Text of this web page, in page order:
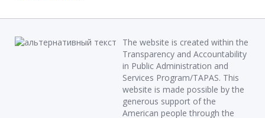
The website is created within the
Transparency and Accountability
in Public Administration and
Services Program/TAPAS. This
website is made possible by the
generous support of the
American people through the